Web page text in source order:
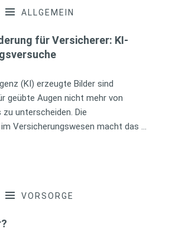
ALLGEMEIN
für Versicherer: KI-
(KI) erzeugte Bilder sind
geübte Augen nicht mehr von
unterscheiden. Die
Versicherungswesen macht das …
VORSORGE